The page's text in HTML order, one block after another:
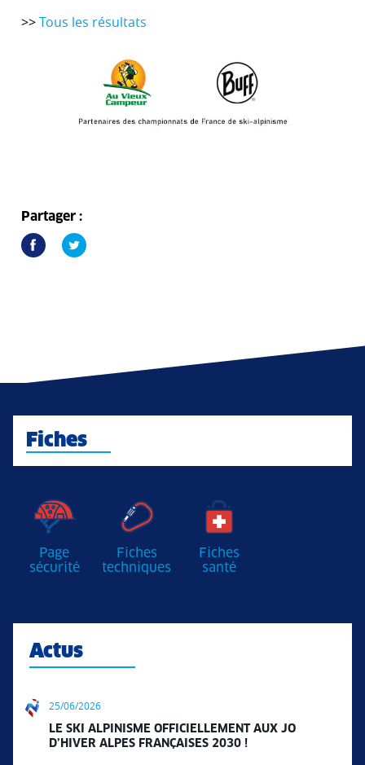
>>Tous les résultats
Partager :
Fiches
Page
sécurité
Fiches
techniques
Fiches
santé
Actus
25/06/2026
LE SKI ALPINISME OFFICIELLEMENT AUX JO
D’HIVER ALPES FRANÇAISES 2030 !